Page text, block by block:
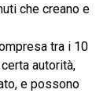
che creano e
tra i 10
autorità,
e possono